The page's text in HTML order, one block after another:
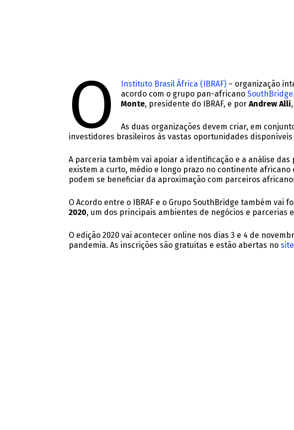
O Instituto Brasil África (IBRAF) – organização
acordo com o grupo pan-africanoSouthBridge
Monte, presidente do IBRAF, e porAndrew Alli
As duas organizações devem criar, em
investidores brasileiros às vastas oportunidades
A parceria também vai apoiar a identificação e a análise
existem a curto, médio e longo prazo no continente
podem se beneficiar da aproximação com parceiros
O Acordo entre o IBRAF e o Grupo SouthBridge também vai
2020, um dos principais ambientes de negócios e parcerias
O edição 2020 vai acontecer online nos dias 3 e 4 de
pandemia. As inscrições são gratuitas e estão abertas no